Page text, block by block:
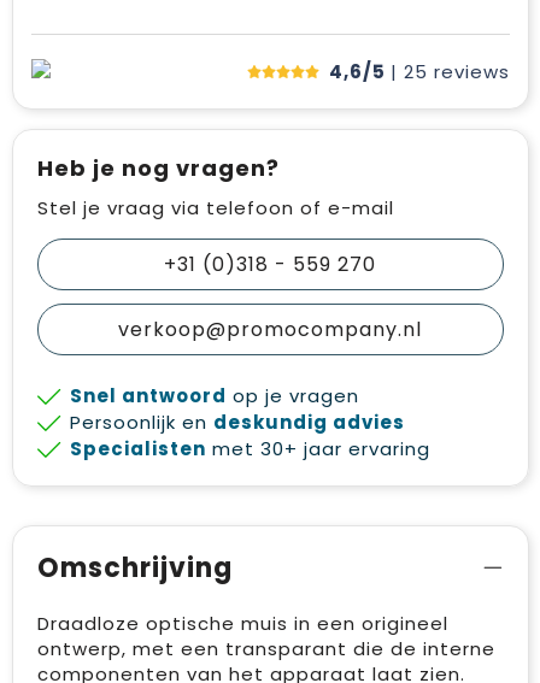
4,6/5 | 25 reviews
Heb je nog vragen?
Stel je vraag via telefoon of e-mail
+31 (0)318 - 559 270
verkoop@promocompany.nl
Snel antwoord op je vragen
Persoonlijk en deskundig advies
Specialisten met 30+ jaar ervaring
Omschrijving
Draadloze optische muis in een origineel
ontwerp, met een transparant die de interne
componenten van het apparaat laat zien.